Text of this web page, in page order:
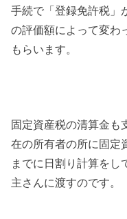
手続で「登録免許税」
の評価額によって変わ
もらいます。
固定資産税の清算金も
在の所有者の所に固定
までに日割り計算をし
主さんに渡すのです。